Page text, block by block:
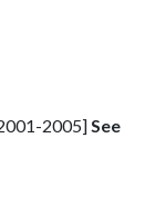
2005]See